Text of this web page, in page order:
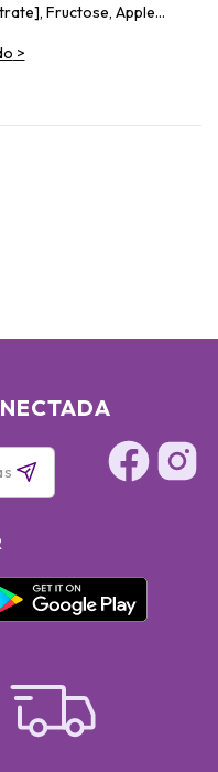
Fructose, Apple
Lactococcus lactis,
>